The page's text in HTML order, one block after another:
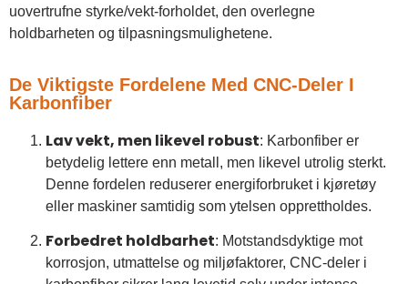
uovertrufne styrke/vekt-forholdet, den overlegne
holdbarheten og tilpasningsmulighetene.
De Viktigste Fordelene Med CNC-Deler I
Karbonfiber
Lav vekt, men likevel robust: Karbonfiber er
betydelig lettere enn metall, men likevel utrolig sterkt.
Denne fordelen reduserer energiforbruket i kjøretøy
eller maskiner samtidig som ytelsen opprettholdes.
Forbedret holdbarhet: Motstandsdyktige mot
korrosjon, utmattelse og miljøfaktorer, CNC-deler i